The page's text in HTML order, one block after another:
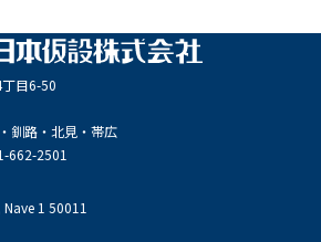
目6-50
釧路・北見・帯広
662-2501
1 50011